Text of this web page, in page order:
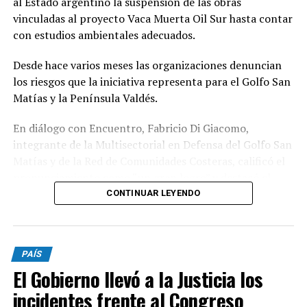
vinculadas al proyecto Vaca Muerta Oil Sur hasta contar
con estudios ambientales adecuados.
Desde hace varios meses las organizaciones denuncian
los riesgos que la iniciativa representa para el Golfo San
Matías y la Península Valdés.
En diálogo con Encuentro, Fabricio Di Giacomo,
integrante de la Multisectorial en Defensa del Golfo San
trabajo articulado entre organizaciones ambientales,
ante organismos internacionales.
Según explicó, durante los últimos meses distintas
organizaciones presentaron documentación, informes
científicos y campañas de firmas ante la UNESCO para
CONTINUAR LEYENDO
PAÍS
El Gobierno llevó a la Justicia los
incidentes frente al Congreso